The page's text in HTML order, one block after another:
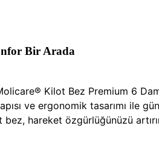
Bir Arada
Kilot Bez Premium 6
ve ergonomik tasarımı ile
hareket özgürlüğünüzü